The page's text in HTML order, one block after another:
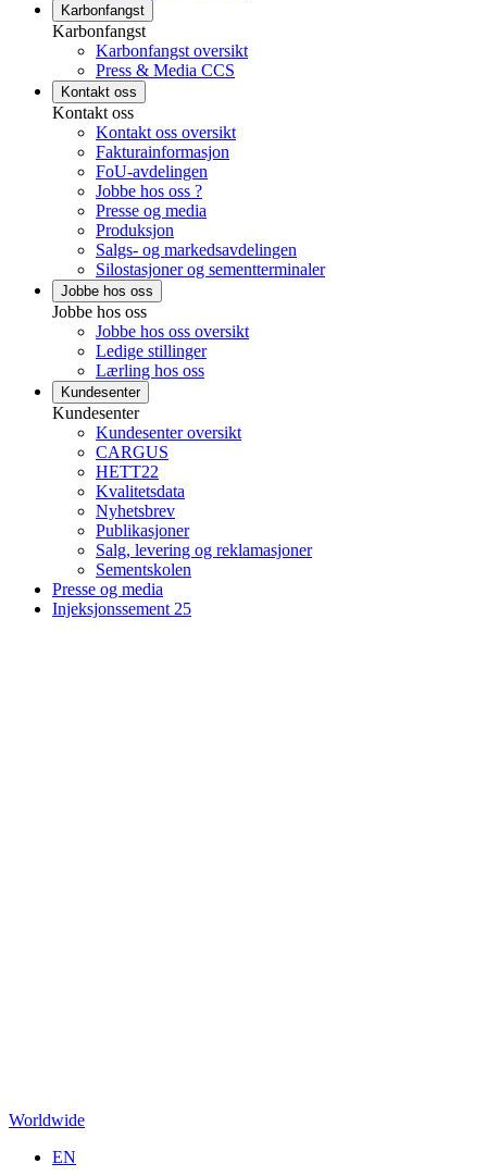
Karbonfangst
Karbonfangst
Karbonfangst oversikt
Press & Media CCS
Kontakt oss
Kontakt oss
Kontakt oss oversikt
Fakturainformasjon
FoU-avdelingen
Jobbe hos oss ?
Presse og media
Produksjon
Salgs- og markedsavdelingen
Silostasjoner og sementterminaler
Jobbe hos oss
Jobbe hos oss
Jobbe hos oss oversikt
Ledige stillinger
Lærling hos oss
Kundesenter
Kundesenter
Kundesenter oversikt
CARGUS
HETT22
Kvalitetsdata
Nyhetsbrev
Publikasjoner
Salg, levering og reklamasjoner
Sementskolen
Presse og media
Injeksjonssement 25
Worldwide
EN